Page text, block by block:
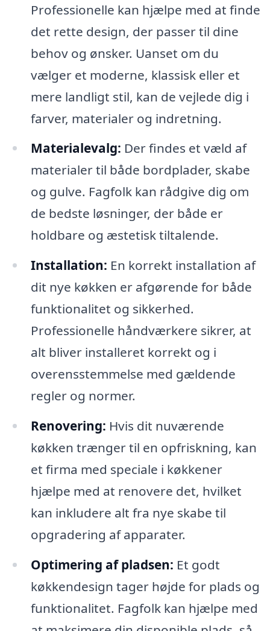
Professionelle kan hjælpe med at finde
det rette design, der passer til dine
behov og ønsker. Uanset om du
vælger et moderne, klassisk eller et
mere landligt stil, kan de vejlede dig i
farver, materialer og indretning.
Materialevalg: Der findes et væld af
materialer til både bordplader, skabe
og gulve. Fagfolk kan rådgive dig om
de bedste løsninger, der både er
holdbare og æstetisk tiltalende.
Installation: En korrekt installation af
dit nye køkken er afgørende for både
funktionalitet og sikkerhed.
Professionelle håndværkere sikrer, at
alt bliver installeret korrekt og i
overensstemmelse med gældende
regler og normer.
Renovering: Hvis dit nuværende
køkken trænger til en opfriskning, kan
et firma med speciale i køkkener
hjælpe med at renovere det, hvilket
kan inkludere alt fra nye skabe til
opgradering af apparater.
Optimering af pladsen: Et godt
køkkendesign tager højde for plads og
funktionalitet. Fagfolk kan hjælpe med